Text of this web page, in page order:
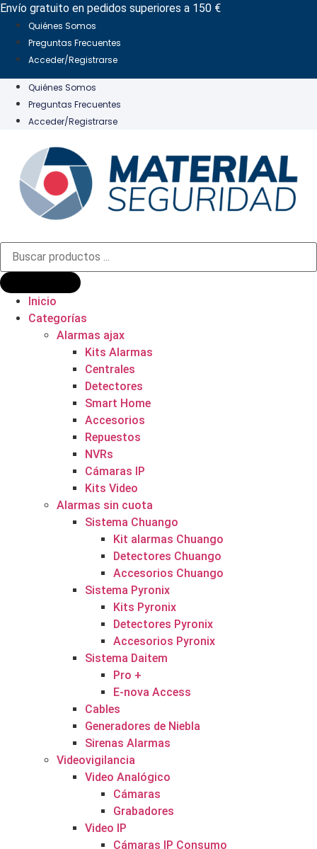
Ir
contenido
Envío gratuito en pedidos superiores a 150 €
Quiénes Somos
Preguntas Frecuentes
Acceder/Registrarse
Quiénes Somos
Preguntas Frecuentes
Acceder/Registrarse
Búsqueda
productos
Inicio
Categorías
Alarmas ajax
Kits Alarmas
Centrales
Detectores
Smart Home
Accesorios
Repuestos
NVRs
Cámaras IP
Kits Video
Alarmas sin cuota
Sistema Chuango
Kit alarmas Chuango
Detectores Chuango
Accesorios Chuango
Sistema Pyronix
Kits Pyronix
Detectores Pyronix
Accesorios Pyronix
Sistema Daitem
Pro +
E-nova Access
Cables
Generadores de Niebla
Sirenas Alarmas
Videovigilancia
Video Analógico
Cámaras
Grabadores
Video IP
Cámaras IP Consumo